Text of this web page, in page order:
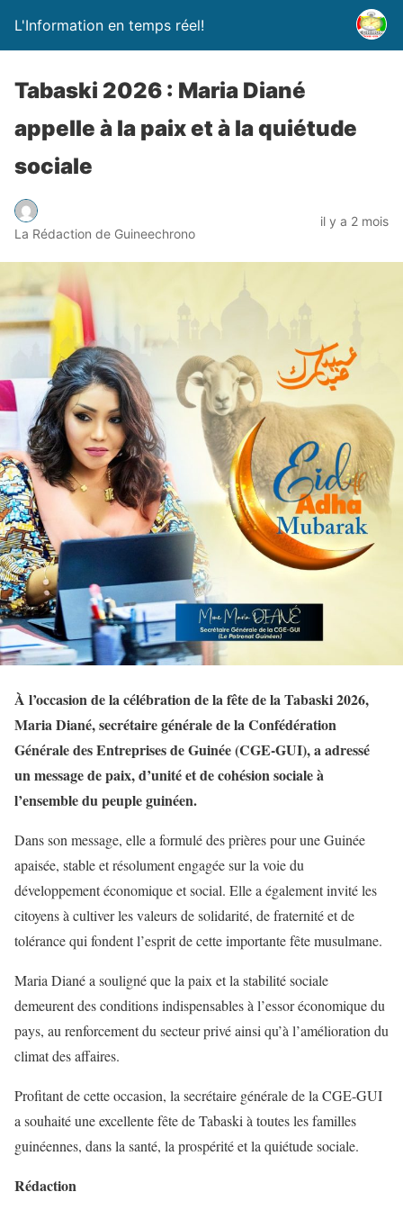
L'Information en temps réel!
Tabaski 2026 : Maria Diané
appelle à la paix et à la quiétude
sociale
La Rédaction de Guineechrono
il y a 2 mois
À l’occasion de la célébration de la fête de la Tabaski 2026,
Maria Diané, secrétaire générale de la Confédération
Générale des Entreprises de Guinée (CGE-GUI), a adressé
un message de paix, d’unité et de cohésion sociale à
l’ensemble du peuple guinéen.
Dans son message, elle a formulé des prières pour une Guinée
apaisée, stable et résolument engagée sur la voie du
développement économique et social. Elle a également invité les
citoyens à cultiver les valeurs de solidarité, de fraternité et de
tolérance qui fondent l’esprit de cette importante fête musulmane.
Maria Diané a souligné que la paix et la stabilité sociale
demeurent des conditions indispensables à l’essor économique du
pays, au renforcement du secteur privé ainsi qu’à l’amélioration du
climat des affaires.
Profitant de cette occasion, la secrétaire générale de la CGE-GUI
a souhaité une excellente fête de Tabaski à toutes les familles
guinéennes, dans la santé, la prospérité et la quiétude sociale.
Rédaction